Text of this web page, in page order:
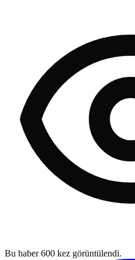
Bu haber600 kez görüntülendi.